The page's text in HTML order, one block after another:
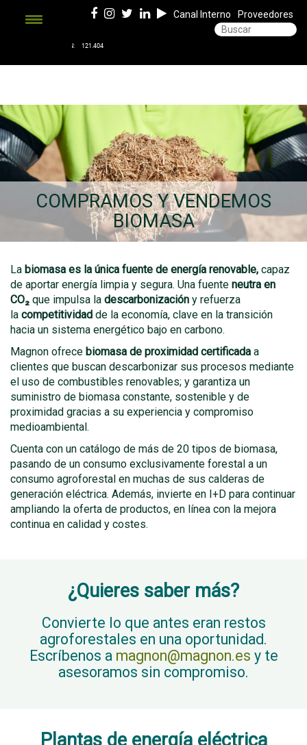
Canal Interno Proveedores
COMPRAMOS Y VENDEMOS
BIOMASA
La biomasa es la única fuente de energía renovable, capaz
de aportar energía limpia y segura. Una fuente neutra en
CO₂ que impulsa la descarbonización y refuerza
la competitividad de la economía, clave en la transición
hacia un sistema energético bajo en carbono.
Magnon ofrece biomasa de proximidad certificada a
clientes que buscan descarbonizar sus procesos mediante
el uso de combustibles renovables; y garantiza un
suministro de biomasa constante, sostenible y de
proximidad gracias a su experiencia y compromiso
medioambiental.
Cuenta con un catálogo de más de 20 tipos de biomasa,
pasando de un consumo exclusivamente forestal a un
consumo agroforestal en muchas de sus calderas de
generación eléctrica. Además, invierte en I+D para continuar
ampliando la oferta de productos, en línea con la mejora
continua en calidad y costes.
¿Quieres saber más?
Convierte lo que antes eran restos
agroforestales en una oportunidad.
Escríbenos a magnon@magnon.es y te
asesoramos sin compromiso.
Plantas de energía eléctrica